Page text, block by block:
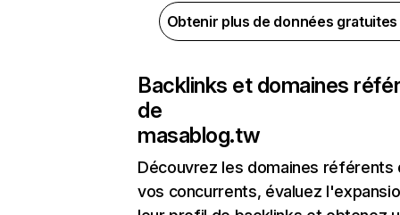
Obtenir plus de données
Backlinks et domaines
de
masablog.tw
Découvrez les domaines référents
vos concurrents, évaluez